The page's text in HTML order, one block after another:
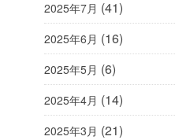
2025年7月 (41)
2025年6月 (16)
2025年5月 (6)
2025年4月 (14)
2025年3月 (21)